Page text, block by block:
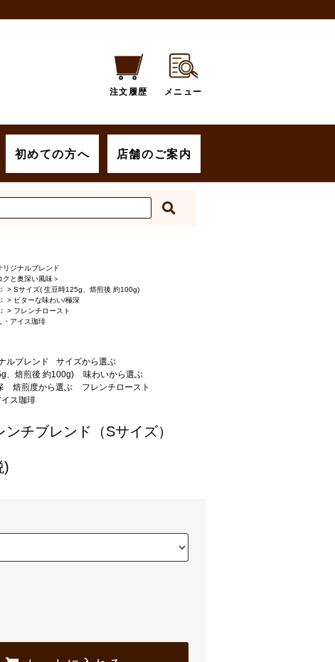
初めての方へ 店舗のご案内
注文履歴 メニュー
リジナルブレンド
クと奥深い風味＞
> Sサイズ( 生豆時125g、焙煎後 約100g)
> ビターな味わい/極深
> フレンチロースト
・アイス珈琲
ルブレンド
サイズから選ぶ
、焙煎後 約100g)
味わいから選ぶ
焙煎度から選ぶ
フレンチロースト
ス珈琲
チブレンド（Sサイズ）
)